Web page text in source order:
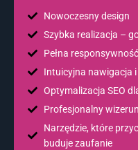
Nowoczesny design
Szybka realizacja –
Pełna
Intuicyjna nawigacja i
Optymalizacja SEO
Profesjonalny
Narzędzie, które
buduje zaufanie